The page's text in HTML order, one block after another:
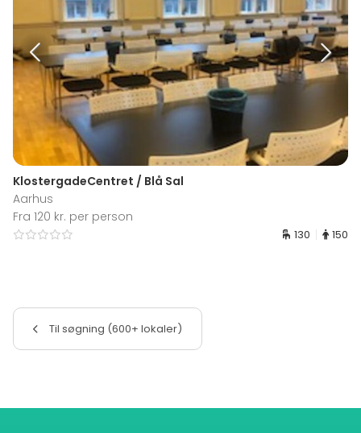
KlostergadeCentret / Blå Sal
Aarhus
Fra 120 kr. per person
130 150
Til søgning (600+ lokaler)